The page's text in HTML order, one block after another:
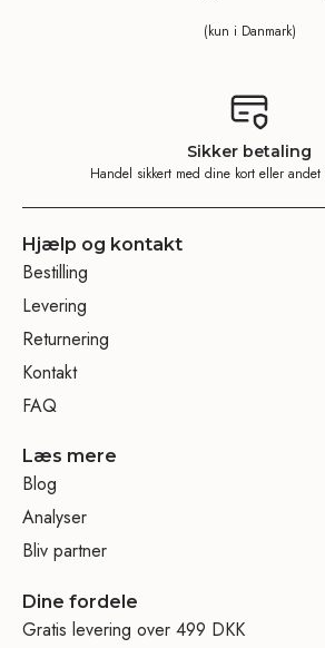
(kun i Danmark)
Sikker betaling
Handel sikkert med dine kort eller andet
Hjælp og kontakt
Bestilling
Levering
Returnering
Kontakt
FAQ
Læs mere
Blog
Analyser
Bliv partner
Dine fordele
Gratis levering over 499 DKK